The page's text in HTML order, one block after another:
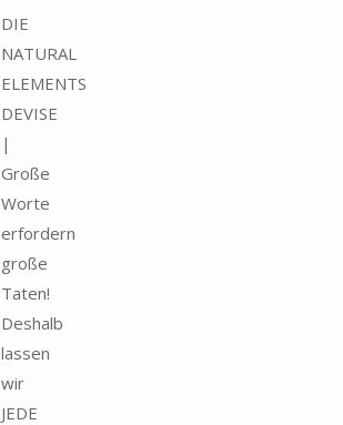
DIE
NATURAL
ELEMENTS
DEVISE
|
Große
Worte
erfordern
große
Taten!
Deshalb
lassen
wir
JEDE